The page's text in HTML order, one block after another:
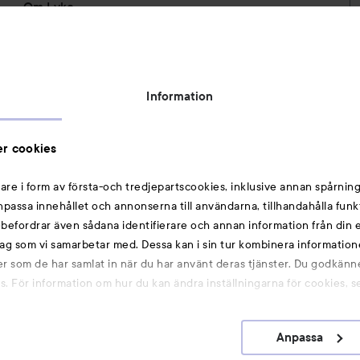
Information
cookies
i form av första-och tredjepartscookies, inklusive annan
innehållet och annonserna till användarna, tillhandahålla
även sådana identifierare och annan information från din
som vi samarbetar med. Dessa kan i sin tur kombinera
som de har samlat in när du har använt deras tjänster. Du
För information om hur du kan ändra inställningarna för cookies,
Anpassa
Om Lyko
Michael Edwards Fragrances of the World
Cookie Consent
Partners
Du kanske också gillar
Smink
Hårnålar